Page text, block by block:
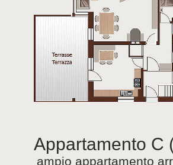
Appartamento C
ampio appartamento